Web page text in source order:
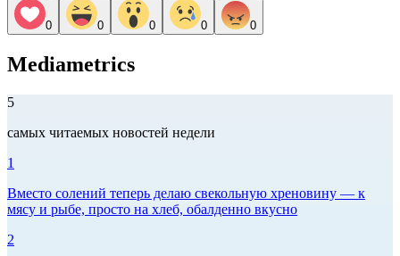
0 0 0 0 0
Mediametrics
5
самых читаемых новостей недели
1
Вместо солений теперь делаю свекольную хреновину — к
мясу и рыбе, просто на хлеб, обалденно вкусно
2